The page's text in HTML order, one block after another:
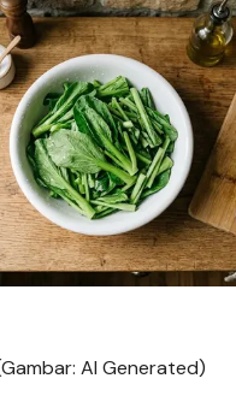
AI Generated)